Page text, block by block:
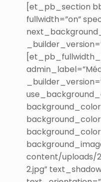
[et_pb_section
fullwidth=”on”
content/uploads/
2.jpg”